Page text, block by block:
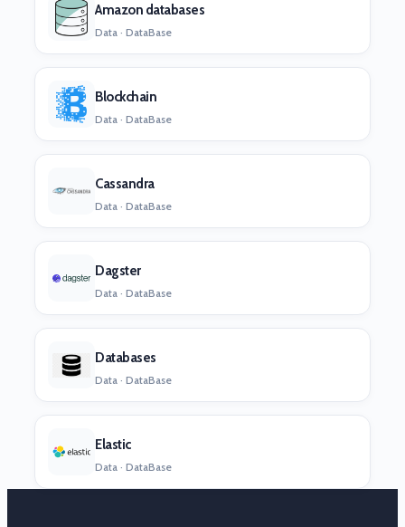
Amazon databases
Data · DataBase
Blockchain
Data · DataBase
Cassandra
Data · DataBase
Dagster
Data · DataBase
Databases
Data · DataBase
Elastic
Data · DataBase